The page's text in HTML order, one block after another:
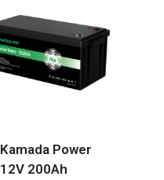
Kamada Power
12V 200Ah